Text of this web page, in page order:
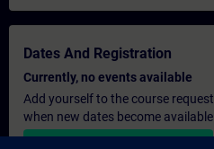
Dates And Registration
Currently, no events available
Add yourself to the course
when new dates become available.